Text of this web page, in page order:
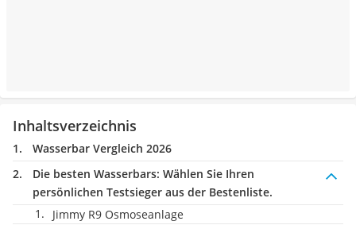
Inhaltsverzeichnis
Wasserbar Vergleich 2026
Die besten Wasserbars: Wählen Sie Ihren
persönlichen Testsieger aus der Bestenliste.
Jimmy R9 Osmoseanlage